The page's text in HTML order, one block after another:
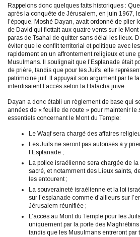
Rappelons donc quelques faits historiques :
après la conquête de Jérusalem, en juin 1967,
l’époque, Moshé Dayan, avait ordonné de plier
de David qui flottait aux quatre vents sur le
paras de Tsahal de quitter sans délai les lieux.
éviter que le conflit territorial et politique avec
rapidement en un affrontement religieux et une
Musulmans. Il soulignait que l’Esplanade était
de prière, tandis que pour les Juifs elle
patrimoine juif. Il appuyait son argument par le
interdisaient l’accès selon la Halacha juive.
Dayan a donc établi un règlement de base qui
années de « feuille de route » pour maintenir le
essentiels concernant le Mont du Temple:
Le Waqf sera chargé des affaires
Les Juifs ne seront pas autorisés à y
l’Esplanade ;
La police israélienne sera chargée de
sacré, et notamment des Lieux saints,
les entourent ;
La souveraineté israélienne et la loi
sur l’esplanade comme d’ailleurs sur
Jérusalem réunifiée ;
L’accès au Mont du Temple pour les
uniquement par la porte des
tandis que les Musulmans entreront par